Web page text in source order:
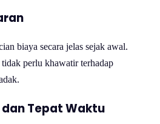
biaya secara jelas sejak awal.
perlu khawatir terhadap
Tepat Waktu